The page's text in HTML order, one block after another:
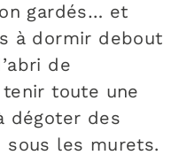
gardés… et
à dormir debout
de
toute une
dégoter des
les murets.